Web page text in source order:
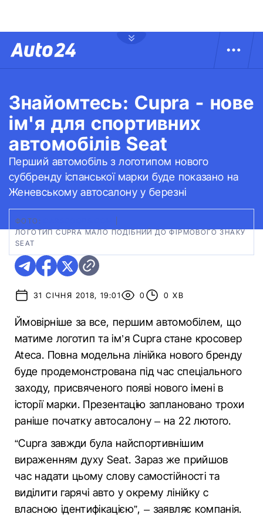
Знайомтесь: Cupra - нове
ім'я для спортивних
автомобілів Seat
Перший автомобіль з логотипом нового
суббренду іспанської марки буде показано на
Женевському автосалону у березні
ФОТО:
ЛОГОТИП CUPRA МАЛО ПОДІБНИЙ ДО ФІРМОВОГО ЗНАКУ
SEAT
31 СІЧНЯ 2018, 19:01 0 0 ХВ
Ймовірніше за все, першим автомобілем, що
матиме логотип та ім’я Cupra стане кросовер
Ateca. Повна модельна лінійка нового бренду
буде продемонстрована під час спеціального
заходу, присвяченого появі нового імені в
історії марки. Презентацію заплановано трохи
раніше початку автосалону – на 22 лютого.
“Cupra завжди була найспортивнішим
вираженням духу Seat. Зараз же прийшов
час надати цьому слову самостійності та
виділити гарячі авто у окрему лінійку с
власною ідентифікацією”, – заявляє компанія.